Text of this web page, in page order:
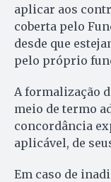
aplicar aos
coberta pelo
desde que
pelo próprio
A formalização
meio de termo
concordância
aplicável, de
Em caso de